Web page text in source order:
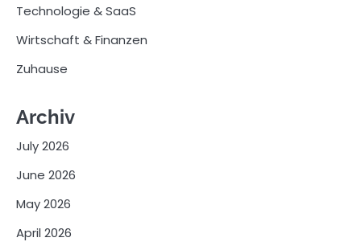
Technologie & SaaS
Wirtschaft & Finanzen
Zuhause
Archiv
July 2026
June 2026
May 2026
April 2026